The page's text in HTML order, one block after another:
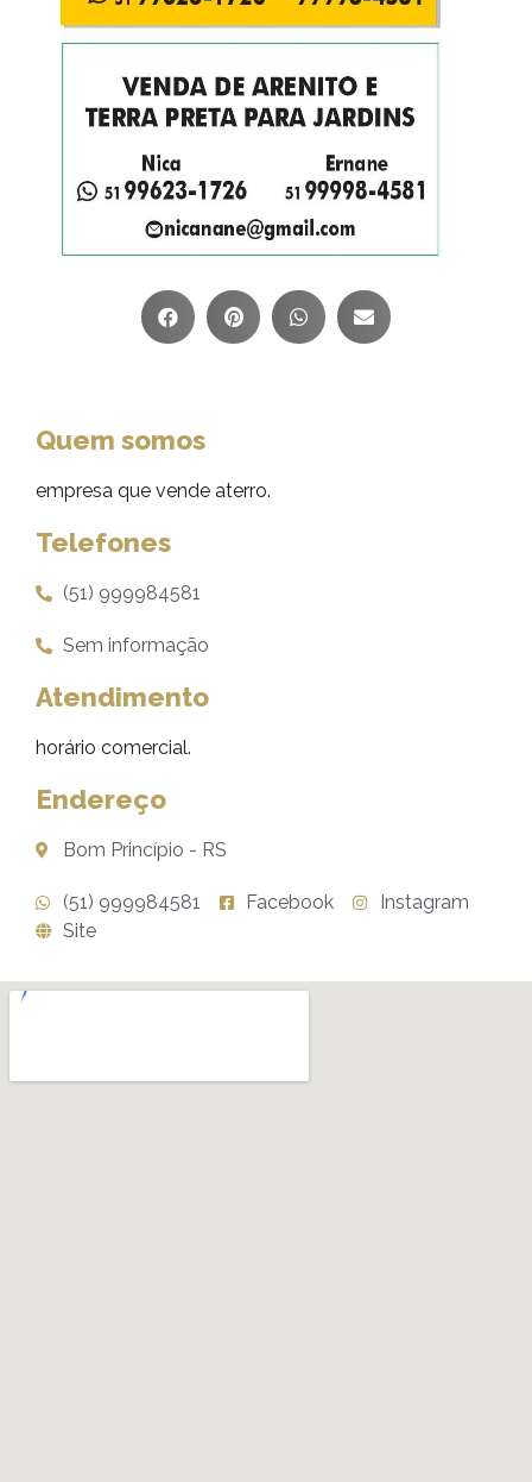
Quem somos
empresa que vende aterro.
Telefones
(51) 999984581
Sem informação
Atendimento
horário comercial.
Endereço
Bom Princípio - RS
(51) 999984581 Facebook
Instagram
Site